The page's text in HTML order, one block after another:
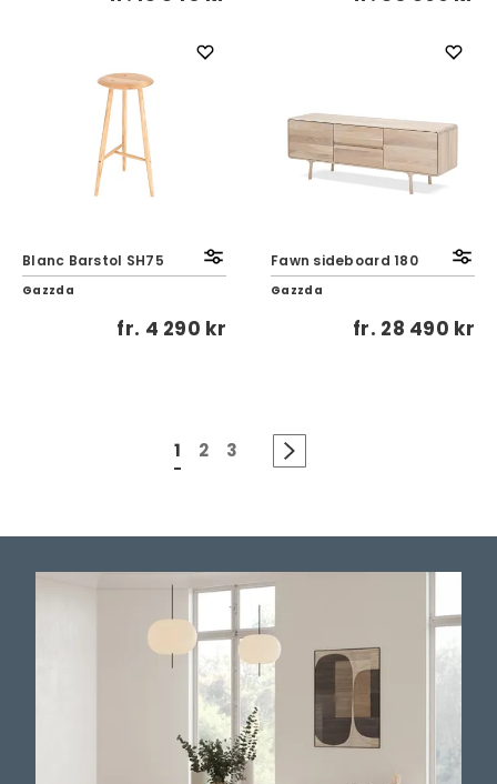
Blanc Barstol SH75
Gazzda
fr. 4 290 kr
Fawn sideboard 180
Gazzda
fr. 28 490 kr
1 2 3